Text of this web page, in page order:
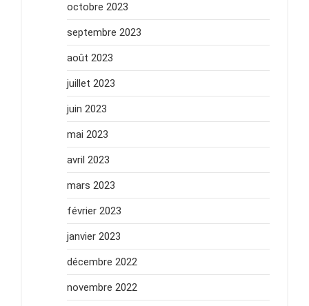
octobre 2023
septembre 2023
août 2023
juillet 2023
juin 2023
mai 2023
avril 2023
mars 2023
février 2023
janvier 2023
décembre 2022
novembre 2022